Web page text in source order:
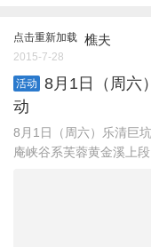
点击重新加载 樵夫
2015-7-28
活动
8月1日（周六
动
8月1日（周六）乐清巨
庵峡谷系芙蓉黄金溪上段